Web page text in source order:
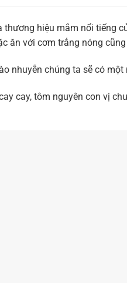
thương hiệu mắm nổi tiếng
ăn với cơm trắng nóng
nhuyễn chúng ta sẽ có
cay, tôm nguyên con vị